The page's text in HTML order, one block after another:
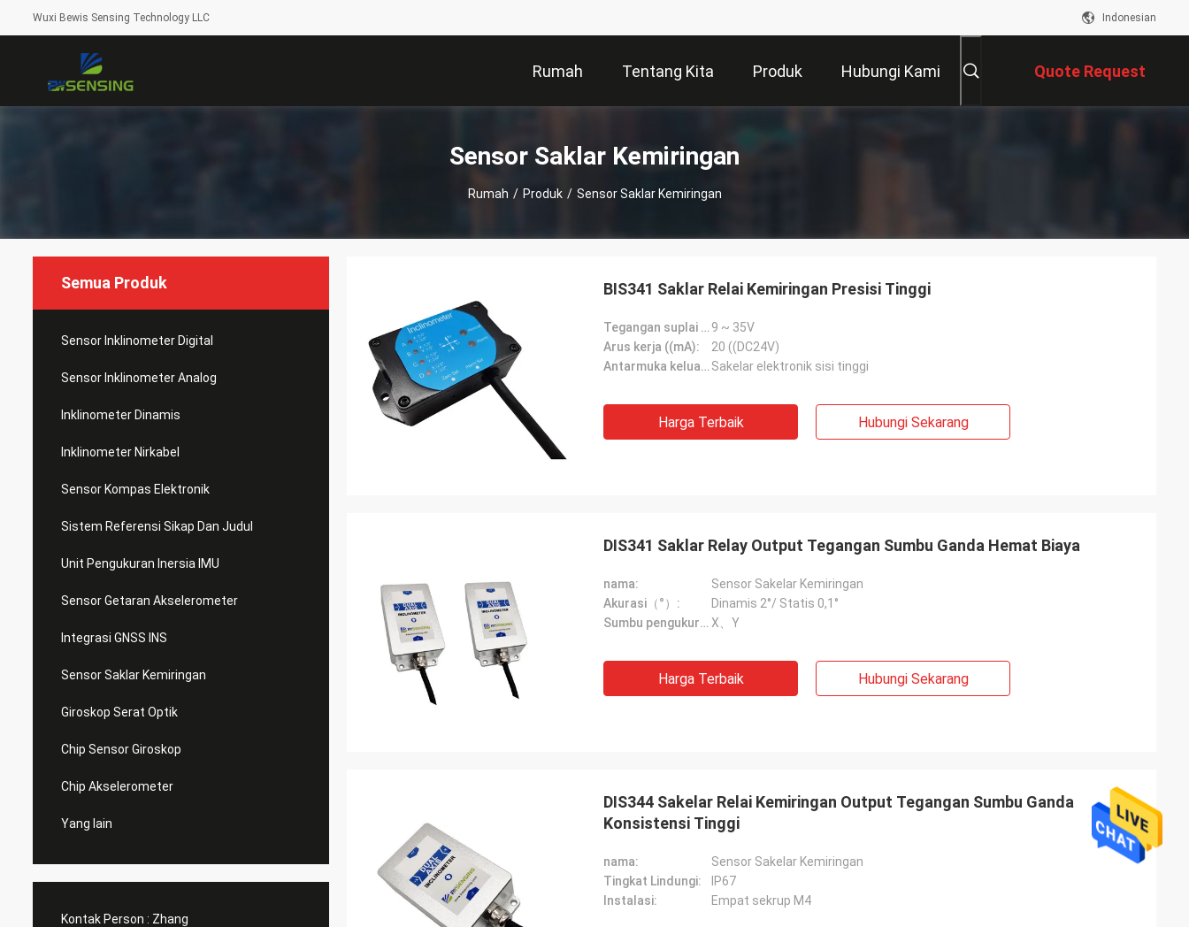
Wuxi Bewis Sensing Technology LLC Indonesian
Rumah Tentang Kita Produk Hubungi Kami Quote Request
Sensor Saklar Kemiringan
Rumah / Produk / Sensor Saklar Kemiringan
Semua Produk
Sensor Inklinometer Digital
Sensor Inklinometer Analog
Inklinometer Dinamis
Inklinometer Nirkabel
Sensor Kompas Elektronik
Sistem Referensi Sikap Dan Judul
Unit Pengukuran Inersia IMU
Sensor Getaran Akselerometer
Integrasi GNSS INS
Sensor Saklar Kemiringan
Giroskop Serat Optik
Chip Sensor Giroskop
Chip Akselerometer
Yang lain
Kontak Person : Zhang
BIS341 Saklar Relai Kemiringan Presisi Tinggi
Tegangan suplai ((V): 9 ~ 35V
Arus kerja ((mA):
20 ((DC24V)
Antarmuka keluaran alarm: Sakelar elektronik sisi tinggi
Harga Terbaik Hubungi Sekarang
DIS341 Saklar Relay Output Tegangan Sumbu Ganda Hemat Biaya
nama:
Sensor Sakelar Kemiringan
Akurasi（°）:
Dinamis 2°/ Statis 0,1°
Sumbu pengukuran: X、Y
Harga Terbaik Hubungi Sekarang
DIS344 Sakelar Relai Kemiringan Output Tegangan Sumbu Ganda
Konsistensi Tinggi
nama:
Sensor Sakelar Kemiringan
Tingkat Lindungi:
IP67
Instalasi:
Empat sekrup M4